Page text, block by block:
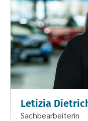
Letizia
Sachbearbeiterin